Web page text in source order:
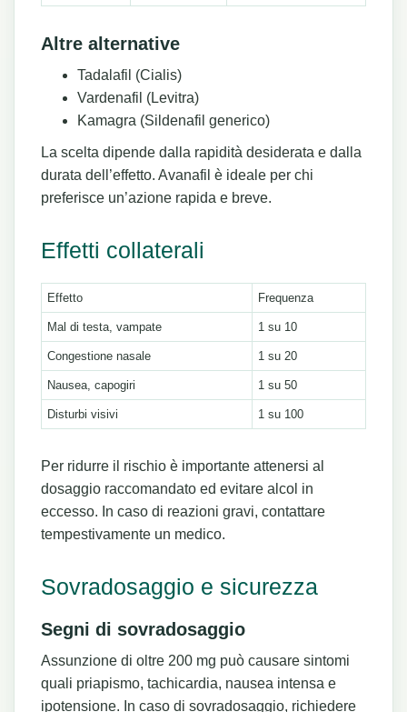
Altre alternative
Tadalafil (Cialis)
Vardenafil (Levitra)
Kamagra (Sildenafil generico)
La scelta dipende dalla rapidità desiderata e dalla
durata dell’effetto. Avanafil è ideale per chi
preferisce un’azione rapida e breve.
Effetti collaterali
Effetto Frequenza
Mal di testa, vampate 1 su 10
Congestione nasale 1 su 20
Nausea, capogiri 1 su 50
Disturbi visivi 1 su 100
Per ridurre il rischio è importante attenersi al
dosaggio raccomandato ed evitare alcol in
eccesso. In caso di reazioni gravi, contattare
tempestivamente un medico.
Sovradosaggio e sicurezza
Segni di sovradosaggio
Assunzione di oltre 200 mg può causare sintomi
quali priapismo, tachicardia, nausea intensa e
ipotensione. In caso di sovradosaggio, richiedere